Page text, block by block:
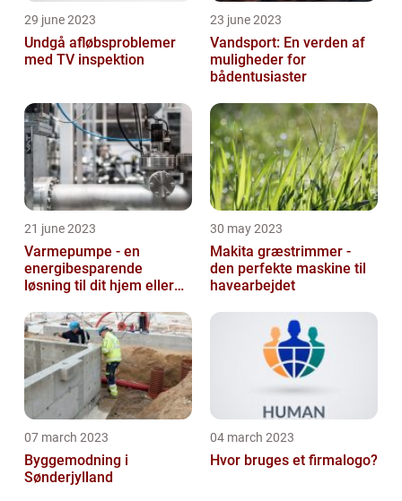
29 june 2023
Undgå afløbsproblemer
med TV inspektion
23 june 2023
Vandsport: En verden af
muligheder for
bådentusiaster
21 june 2023
Varmepumpe - en
energibesparende
løsning til dit hjem eller
30 may 2023
Makita græstrimmer -
den perfekte maskine til
havearbejdet
07 march 2023
Byggemodning i
Sønderjylland
04 march 2023
Hvor bruges et firmalogo?